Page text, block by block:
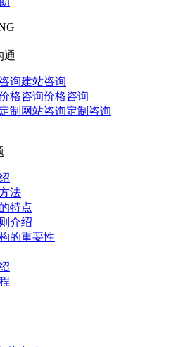
通
建站咨询
价格咨询
定制咨询
法
特点
介绍
的重要性